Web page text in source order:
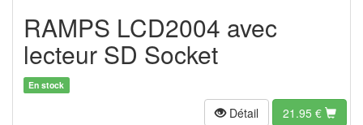
RAMPS LCD2004 avec
lecteur SD Socket
En stock
Détail 21.95 €